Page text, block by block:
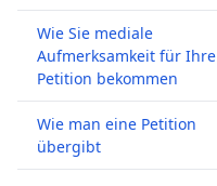
Wie Sie mediale
Aufmerksamkeit für Ihre
Petition bekommen
Wie man eine Petition
übergibt